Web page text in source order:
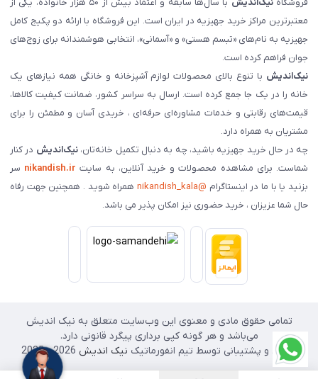
فروشگاهنیک‌اندیش
با سال‌ها سابقه و اعتماد بیش از ۵۰ هزار خانواده، یکی از
معتبرترین مراکز خرید جهیزیه در ایران است. این فروشگاه با ارائه دو پکیج کامل
جهیزیه به نام‌های «تبسم هستی» و «آسمانی»، انتخابی هوشمندانه برای زوج‌های
جوان فراهم کرده است.
نیک‌اندیش با تنوع بالای محصولات لوازم آشپزخانه و خانگی همه نیازهای یک
خانه را در یک جا جمع کرده است. ارسال به سراسر کشور، ضمانت کیفیت کالاها،
قیمت‌های رقابتی و خدمات مشاوره‌ای حرفه‌ای ، خریدی آسان و مطمئن را برای
مشتریان به همراه دارد.
چه در حال خرید جهیزیه باشید، چه به دنبال تکمیل خانه‌تان،نیک‌اندیش در کنار
شماست. برای مشاهده محصولات و خرید آنلاین، به سایت nikandish.ir سر
بزنید یا با ما در اینستاگرام @nikandish_kala
همراه شوید . همچنین جهت رفاه
حال شما عزیزان ، خرید حضوری نیز امکان پذیر می باشد.
تمامی حقوق مادی و معنوی این وب‌سایت متعلق به نیک اندیش
می‌باشد و هر گونه کپی برداری پیگرد قانونی دارد.
طراحی و پشتیبانی توسط تیم انفورماتیک نیک اندیش 2026 - 2025